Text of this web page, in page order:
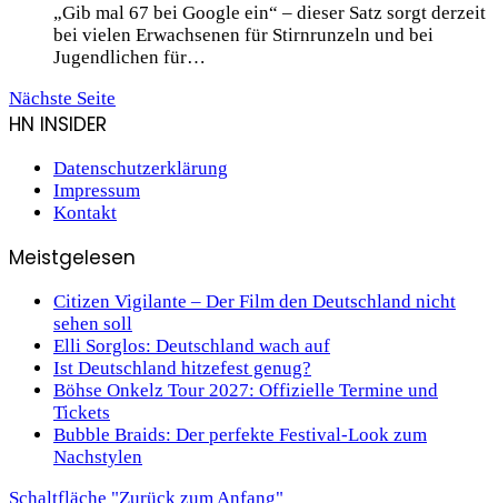
„Gib mal 67 bei Google ein“ – dieser Satz sorgt derzeit
bei vielen Erwachsenen für Stirnrunzeln und bei
Jugendlichen für…
Nächste Seite
HN INSIDER
Datenschutzerklärung
Impressum
Kontakt
Meistgelesen
Citizen Vigilante – Der Film den Deutschland nicht
sehen soll
Elli Sorglos: Deutschland wach auf
Ist Deutschland hitzefest genug?
Böhse Onkelz Tour 2027: Offizielle Termine und
Tickets
Bubble Braids: Der perfekte Festival-Look zum
Nachstylen
Schaltfläche "Zurück zum Anfang"